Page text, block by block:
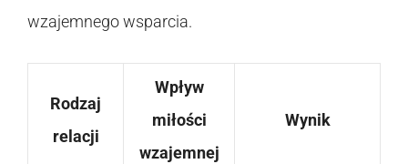
wzajemnego wsparcia.
Rodzaj
relacji
Wpływ
miłości
wzajemnej
Wynik